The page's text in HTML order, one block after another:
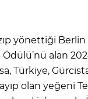
yönettiği
Ödülü’nü alan
Türkiye,
olan yeğeni